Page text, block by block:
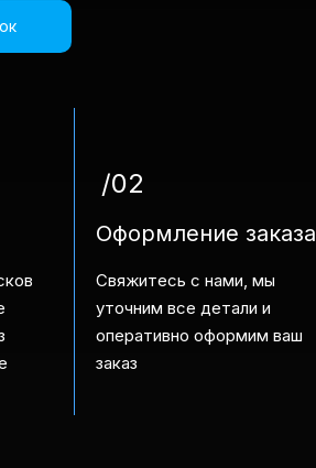
/02
Оформление заказа
Свяжитесь с нами, мы
уточним все детали и
оперативно оформим ваш
заказ